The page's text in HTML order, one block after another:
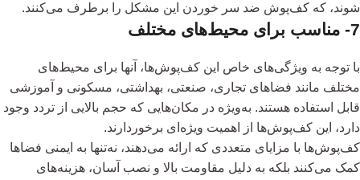
شوند، که کف‌پوش ضد سر خوردن این مشکل را برطرف می‌کنند.
7- مناسب برای محیط‌های مختلف
با توجه به ویژگی‌های خاص این کف‌پوش‌ها، آنها برای محیط‌های
مختلف مانند فضاهای تجاری، صنعتی، بهداشتی، مسکونی و آموزشی
قابل استفاده هستند. به‌ویژه در مکان‌هایی که حجم بالایی از تردد وجود
دارد، این کف‌پوش‌ها از اهمیت ویژه‌ای برخوردارند.
کف‌پوش‌ها با مزایای متعددی که ارائه می‌دهند، نه‌تنها به ایمنی فضاها
کمک می‌کنند بلکه به دلیل مقاومت بالا و نصب آسان، هزینه‌های